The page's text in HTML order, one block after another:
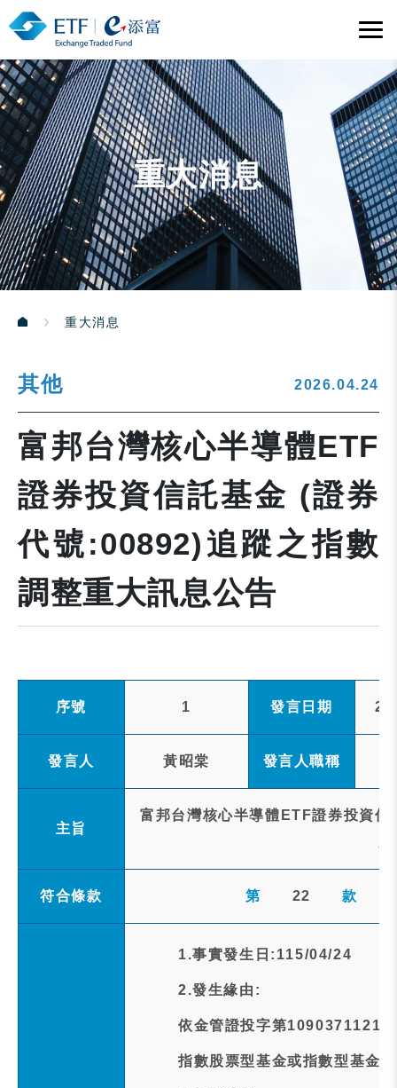
重大消息
重大消息
其他 2026.04.24
富邦台灣核心半導體ETF
證券投資信託基金 (證券
代號:00892)追蹤之指數
調整重大訊息公告
序號 1 發言日期
發言人 黃昭棠 發言人職稱
主旨
富邦台灣核心半導體ETF證券投資
符合條款 第 22 款
1.事實發生日:115/04/24
2.發生緣由:
依金管證投字第1090371121
指數股票型基金或指數型基金